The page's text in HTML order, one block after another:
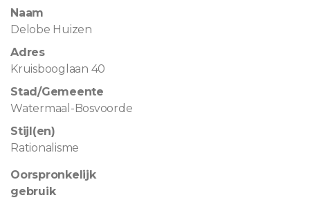
Naam
Delobe Huizen
Adres
Kruisbooglaan 40
Stad/Gemeente
Watermaal-Bosvoorde
Stijl(en)
Rationalisme
Oorspronkelijk
gebruik